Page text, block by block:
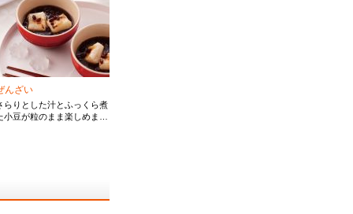
んざい
らりとした汁とふっくら煮
小豆が粒のまま楽しめま